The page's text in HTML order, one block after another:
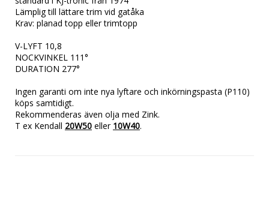
Lämplig till lättare trim vid gatåka
Krav: planad topp eller trimtopp
V-LYFT 10,8
NOCKVINKEL 111°
DURATION 277°
Ingen garanti om inte nya lyftare och inkörningspasta (P110)
köps samtidigt.
Rekommenderas även olja med Zink.
T ex Kendall 20W50 eller 10W40.